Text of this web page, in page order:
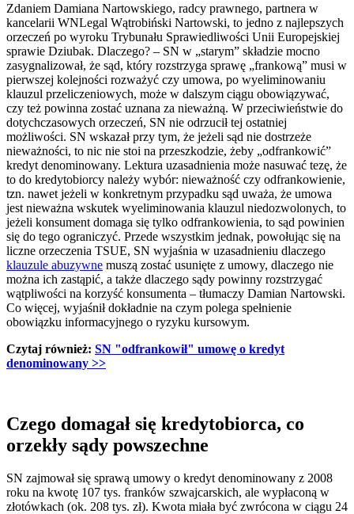
Zdaniem Damiana Nartowskiego, radcy prawnego, partnera w
kancelarii WNLegal Wątrobiński Nartowski, to jedno z najlepszych
orzeczeń po wyroku Trybunału Sprawiedliwości Unii Europejskiej
sprawie Dziubak. Dlaczego? – SN w „starym” składzie mocno
zasygnalizował, że sąd, który rozstrzyga sprawę „frankową” musi w
pierwszej kolejności rozważyć czy umowa, po wyeliminowaniu
klauzul przeliczeniowych, może w dalszym ciągu obowiązywać,
czy też powinna zostać uznana za nieważną. W przeciwieństwie do
dotychczasowych orzeczeń, SN nie odrzucił tej ostatniej
możliwości. SN wskazał przy tym, że jeżeli sąd nie dostrzeże
nieważności, to nic nie stoi na przeszkodzie, żeby „odfrankowić”
kredyt denominowany. Lektura uzasadnienia może nasuwać tezę, że
to do kredytobiorcy należy wybór: nieważność czy odfrankowienie,
tzn. nawet jeżeli w konkretnym przypadku sąd uważa, że umowa
jest nieważna wskutek wyeliminowania klauzul niedozwolonych, to
jeżeli konsument domaga się tylko odfrankowienia, to sąd powinien
się do tego ograniczyć. Przede wszystkim jednak, powołując się na
liczne orzeczenia TSUE, SN wyjaśnia w uzasadnieniu dlaczego
klauzule abuzywne muszą zostać usunięte z umowy, dlaczego nie
można ich zastąpić, a także dlaczego sądy powinny rozstrzygać
wątpliwości na korzyść konsumenta – tłumaczy Damian Nartowski.
Co więcej, wyjaśnił dokładnie na czym polega spełnienie
obowiązku informacyjnego o ryzyku kursowym.
Czytaj również: SN "odfrankowił" umowę o kredyt
denominowany >>
Czego domagał się kredytobiorca, co
orzekły sądy powszechne
SN zajmował się sprawą umowy o kredyt denominowany z 2008
roku na kwotę 107 tys. franków szwajcarskich, ale wypłaconą w
złotówkach (ok. 208 tys. zł). Kwota miała być zwrócona w ciągu 24